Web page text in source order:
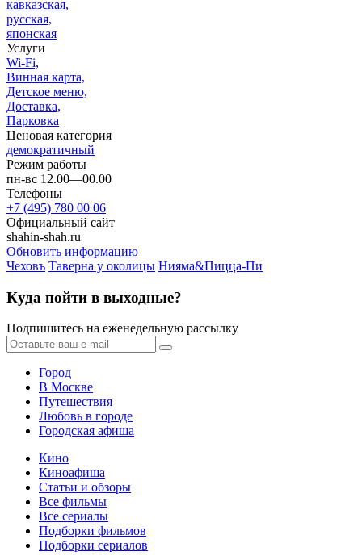
кавказская,
русская,
японская
Услуги
Wi-Fi,
Винная карта,
Детское меню,
Доставка,
Парковка
Ценовая категория
демократичный
Режим работы
пн-вс 12.00—00.00
Телефоны
+7 (495) 780 00 06
Официальный сайт
shahin-shah.ru
Обновить информацию
Чеховъ Таверна у околицы Нияма&Пицца-Пи
Куда пойти в выходные?
Подпишитесь на еженедельную рассылку
Город
В Москве
Путешествия
Любовь в городе
Городская афиша
Кино
Киноафиша
Статьи и обзоры
Все фильмы
Все сериалы
Подборки фильмов
Подборки сериалов